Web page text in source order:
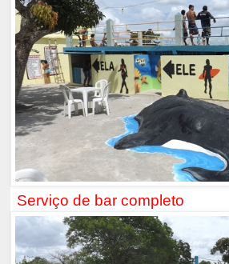
Serviço de bar completo